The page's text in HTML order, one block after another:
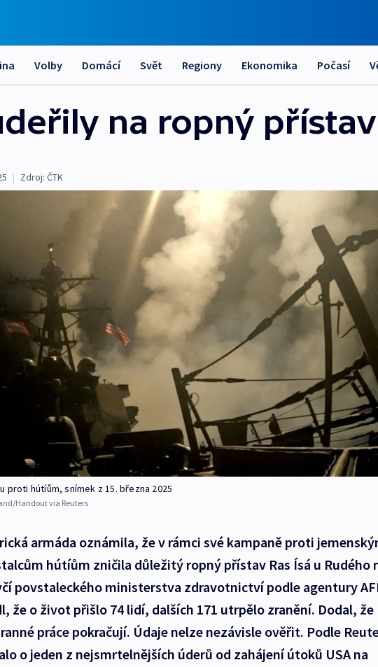
Volby Domácí Svět Regiony Ekonomika Počasí
na ropný
| Zdroj: ČTK
proti hútíům, snímek z 15. března 2025
Handout via Reuters
armáda oznámila, že v rámci své kampaně proti
hútíům zničila důležitý ropný přístav Ras Ísá u Rudého
povstaleckého ministerstva zdravotnictví podle agentury
že o život přišlo 74 lidí, dalších 171 utrpělo zranění. Dodal, že
práce pokračují. Údaje nelze nezávisle ověřit. Podle
o jeden z nejsmrtelnějších úderů od zahájení útoků USA na